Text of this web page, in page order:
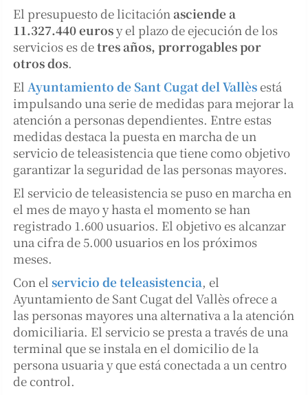
El presupuesto de licitaciónasciende a
11.327.440 eurosy el plazo de ejecución de los
servicios es detres años, prorrogables por
otros dos.
El Ayuntamiento de Sant Cugat del Vallèsestá
impulsando una serie de medidas para mejorar la
atención a personas dependientes. Entre estas
medidas destaca la puesta en marcha de un
servicio de teleasistencia que tiene como objetivo
garantizar la seguridad de las personas mayores.
El servicio de teleasistencia se puso en marcha en
el mes de mayo y hasta el momento se han
registrado 1.600 usuarios. El objetivo es alcanzar
una cifra de 5.000 usuarios en los próximos
meses.
Con el servicio de teleasistencia, el
Ayuntamiento de Sant Cugat del Vallès ofrece a
las personas mayores una alternativa a la atención
domiciliaria. El servicio se presta a través de una
terminal que se instala en el domicilio de la
persona usuaria y que está conectada a un centro
de control.